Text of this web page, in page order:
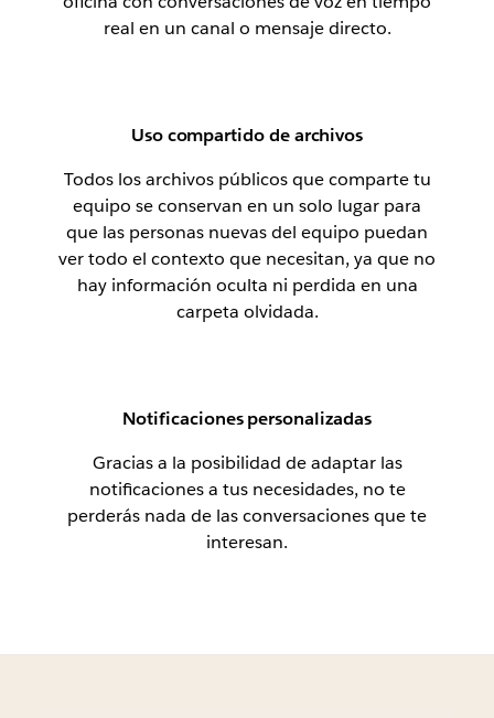
real en un canal o mensaje directo.
Uso compartido de archivos
Todos los archivos públicos que comparte tu
equipo se conservan en un solo lugar para
que las personas nuevas del equipo puedan
ver todo el contexto que necesitan, ya que no
hay información oculta ni perdida en una
carpeta olvidada.
Notificaciones personalizadas
Gracias a la posibilidad de adaptar las
notificaciones a tus necesidades, no te
perderás nada de las conversaciones que te
interesan.